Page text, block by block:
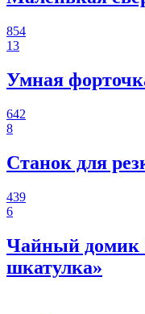
854
13
Умная
642
8
Станок для
439
6
Чайный домик
шкатулка»